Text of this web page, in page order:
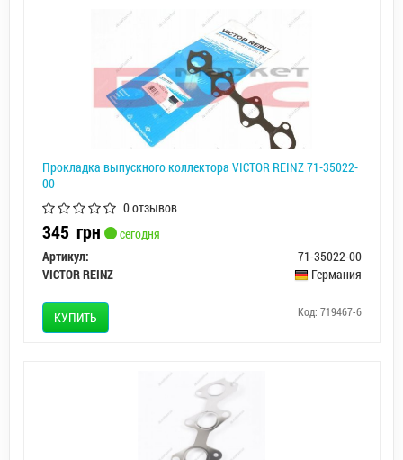
Прокладка выпускного коллектора VICTOR REINZ 71-35022-
00
0 отзывов
345 грн
сегодня
Артикул:
71-35022-00
VICTOR REINZ
Германия
КУПИТЬ Код: 719467-6